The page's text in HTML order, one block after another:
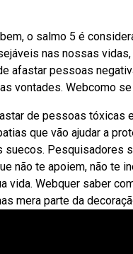
o salmo 5 é
nas nossas
afastar pessoas
vontades. Webcomo
de pessoas tóxicas
que vão ajudar a
Pesquisadores
não te apoiem, não te
vida. Webquer saber
mera parte da